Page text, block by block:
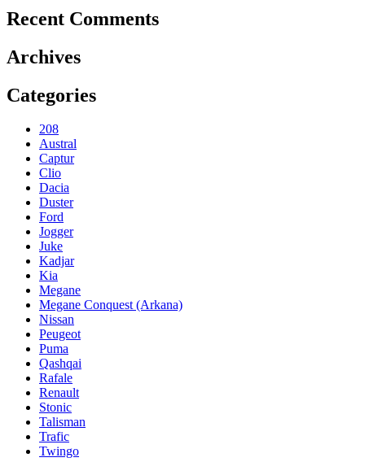
Recent Comments
Archives
Categories
208
Austral
Captur
Clio
Dacia
Duster
Ford
Jogger
Juke
Kadjar
Kia
Megane
Megane Conquest (Arkana)
Nissan
Peugeot
Puma
Qashqai
Rafale
Renault
Stonic
Talisman
Trafic
Twingo